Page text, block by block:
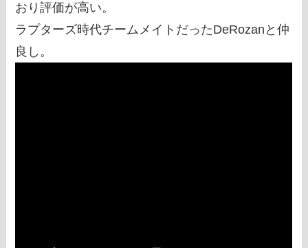
おり評価が高い。
ラプターズ時代チームメイトだったDeRozanと仲
良し。